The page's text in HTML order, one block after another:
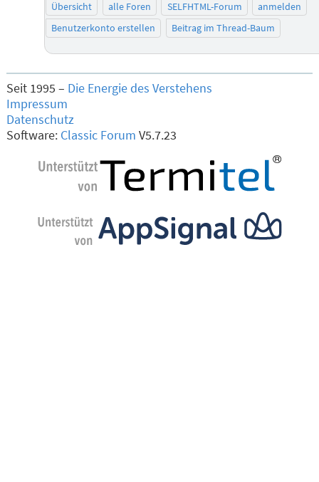
Übersicht alle Foren SELFHTML-Forum
anmelden
Benutzerkonto erstellen
Beitrag im Thread-Baum
Seit 1995 – Die Energie des Verstehens
Impressum
Datenschutz
Software: Classic Forum V5.7.23